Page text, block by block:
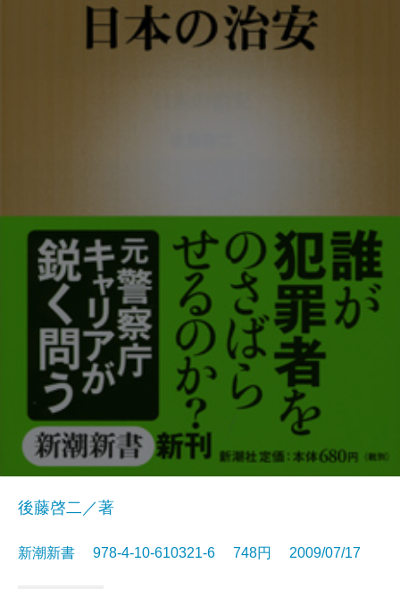
後藤啓二／著
新潮新書 978-4-10-610321-6 748円 2009/07/17